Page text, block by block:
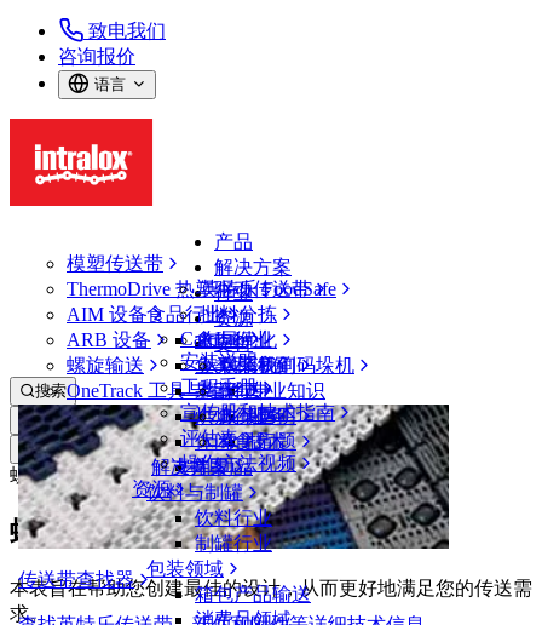
致电我们
咨询报价
语言
产品
模塑传送带
ThermoDrive 热塑驱动传送带
AIM 设备
ARB 设备
螺旋输送
OneTrack 工具与组件
传送带查找器
解决方案
英特乐 FoodSafe
批料分拣
布局优化
从包装机到码垛机
专业知识
服务
技术
解决方案
行业
食品行业
禽肉行业
鱼类和海鲜
果蔬行业
烘焙行业
休闲食品
乳制品
饮料与制罐
饮料行业
制罐行业
包装领域
箱包产品输送
消费品领域
资源
CalcLab
安装说明
工程手册
宣传册和技术指南
评估表
操作方法视频
资源
支持
联系我们
保证
政策声明
常见问题
支持
搜索
打开菜单
资源
螺旋传送带评估表（英制）
螺旋传送带评估表（英制）
本表旨在帮助您创建最佳的设计，从而更好地满足您的传送需
求。